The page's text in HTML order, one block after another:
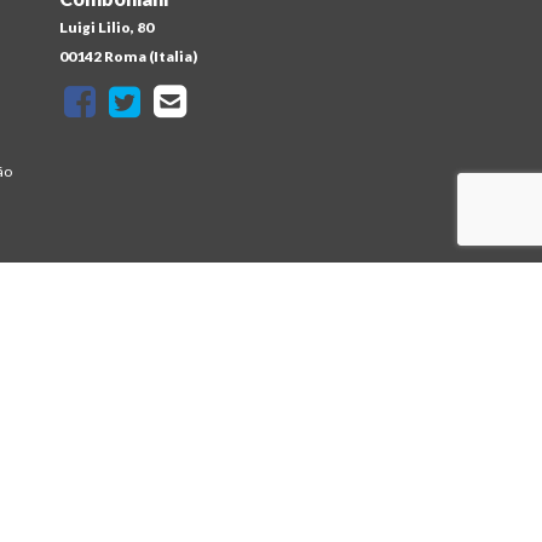
Luigi Lilio, 80
00142 Roma (Italia)